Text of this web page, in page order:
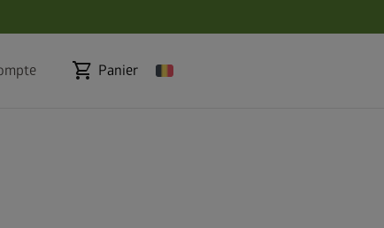
shopping_cart Panier